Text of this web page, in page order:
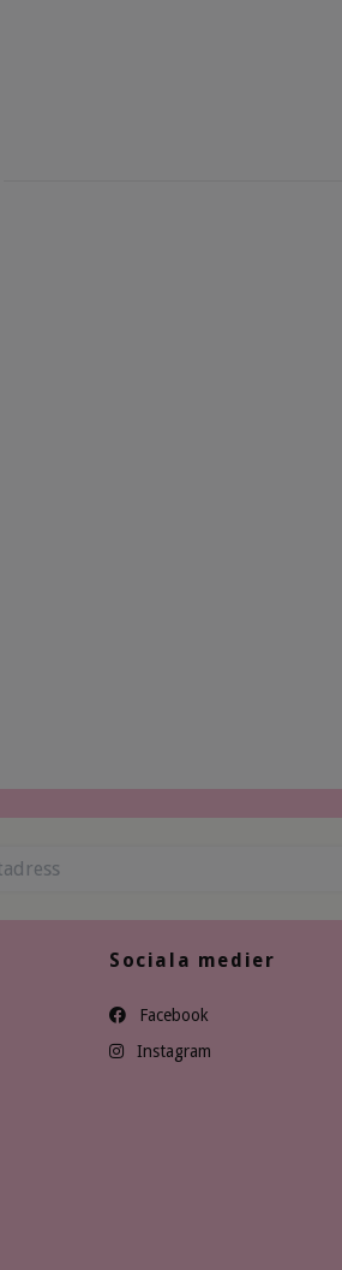
Sociala medier
Facebook
Instagram